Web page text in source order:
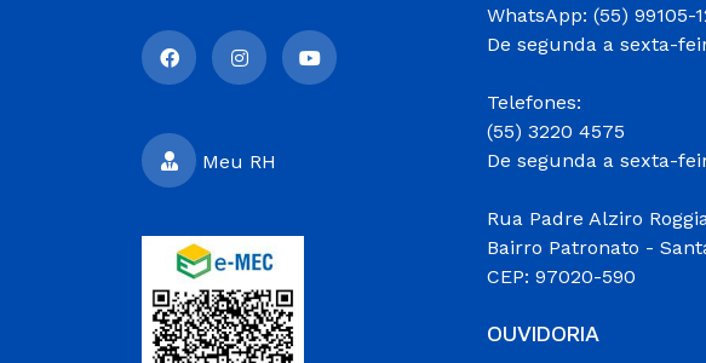
Meu RH
WhatsApp: (55) 99105-
De segunda a sexta-
Telefones:
(55) 3220 4575
De segunda a sexta-
Rua Padre Alziro
Bairro Patronato -
CEP: 97020-590
OUVIDORIA